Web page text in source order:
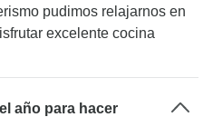
pudimos relajarnos en
excelente cocina
año para hacer